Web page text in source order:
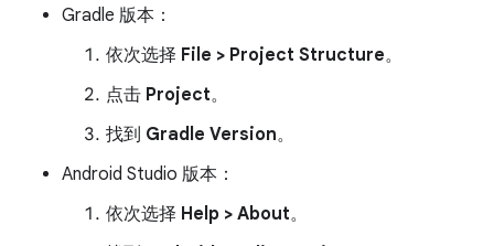
Gradle 版本：
依次选择 File > Project Structure。
点击 Project。
找到 Gradle Version。
Android Studio 版本：
依次选择 Help > About。